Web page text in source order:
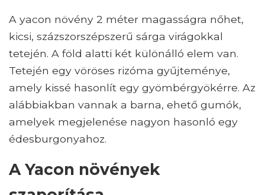
A yacon növény 2 méter magasságra nőhet,
kicsi, százszorszépszerű sárga virágokkal
tetején. A föld alatti két különálló elem van.
Tetején egy vöröses rizóma gyűjteménye,
amely kissé hasonlít egy gyömbérgyökérre. Az
alábbiakban vannak a barna, ehető gumók,
amelyek megjelenése nagyon hasonló egy
édesburgonyahoz.
A Yacon növények